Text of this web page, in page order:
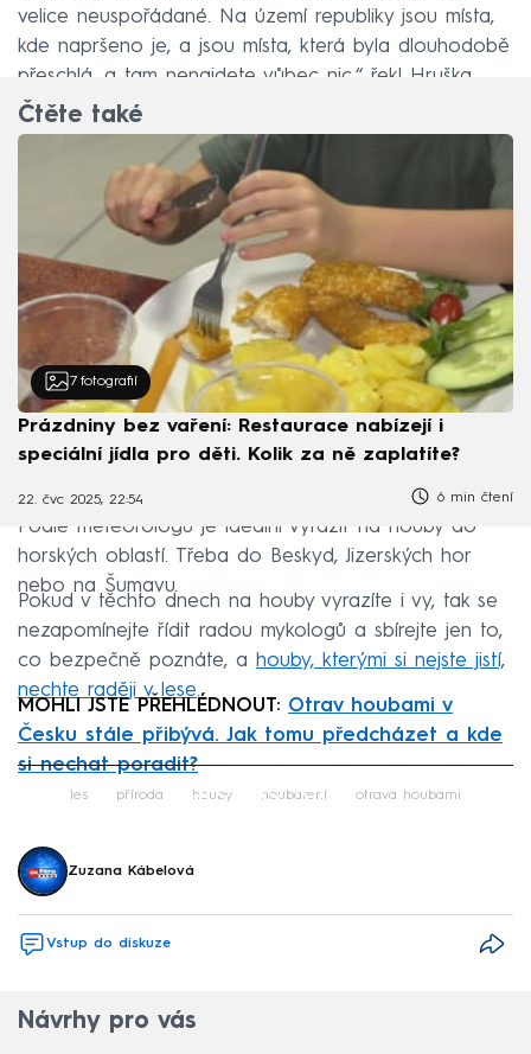
velice neuspořádané. Na území republiky jsou místa,
kde napršeno je, a jsou místa, která byla dlouhodobě
přeschlá, a tam nenajdete vůbec nic,“ řekl Hruška.
Čtěte také
7 fotografií
Prázdniny bez vaření: Restaurace nabízejí i
speciální jídla pro děti. Kolik za ně zaplatíte?
22. čvc 2025, 22:54 6 min čtení
Podle meteorologů je ideální vyrazit na houby do
horských oblastí. Třeba do Beskyd, Jizerských hor
nebo na Šumavu.
Pokud v těchto dnech na houby vyrazíte i vy, tak se
nezapomínejte řídit radou mykologů a sbírejte jen to,
co bezpečně poznáte, a houby, kterými si nejste jistí,
nechte raději v lese.
MOHLI JSTE PŘEHLÉDNOUT: Otrav houbami v
Česku stále přibývá. Jak tomu předcházet a kde
si nechat poradit?
Failed to fetch
les příroda houby houbaření otrava houbami
Zuzana Kábelová
Vstup do diskuze
Návrhy pro vás